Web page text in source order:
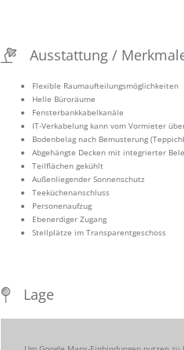
Ausstattung /
Flexible Raumaufteilungsmöglichkeiten
Helle Büroräume
Fensterbankkabelkanäle
IT-Verkabelung kann vom Vormieter
Bodenbelag nach Bemusterung
Abgehängte Decken mit integrierter
Teilflächen gekühlt
Außenliegender Sonnenschutz
Teeküchenanschluss
Personenaufzug
Ebenerdiger Zugang
Stellplätze im Transparentgeschoss
Lage